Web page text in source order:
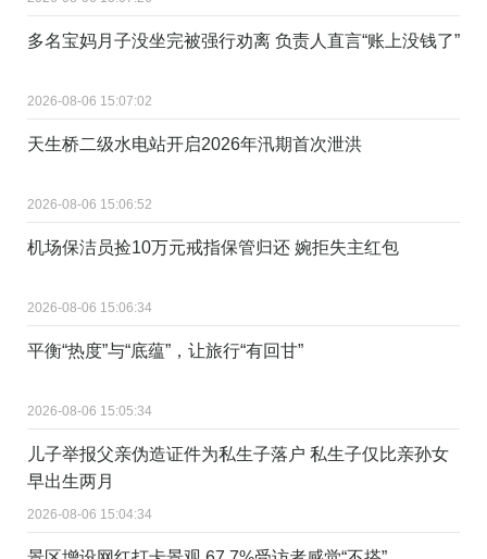
多名宝妈月子没坐完被强行劝离 负责人直言“账上没钱了”
2026-08-06 15:07:02
天生桥二级水电站开启2026年汛期首次泄洪
2026-08-06 15:06:52
机场保洁员捡10万元戒指保管归还 婉拒失主红包
2026-08-06 15:06:34
平衡“热度”与“底蕴”，让旅行“有回甘”
2026-08-06 15:05:34
儿子举报父亲伪造证件为私生子落户 私生子仅比亲孙女
早出生两月
2026-08-06 15:04:34